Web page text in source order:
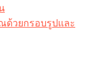
วยกรอบรูปและ